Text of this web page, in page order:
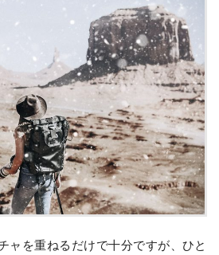
ャを重ねるだけで十分ですが、ひと